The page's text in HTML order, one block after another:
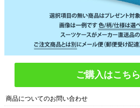
ご購入はこちら
商品についてのお問い合わせ